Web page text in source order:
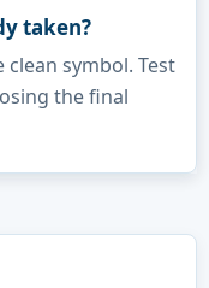
taken?
symbol. Test
the final